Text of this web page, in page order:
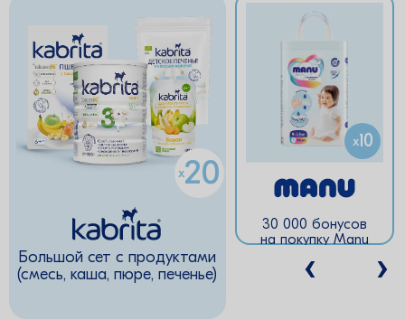
x20
Большой сет с продуктами
(смесь, каша, пюре, печенье)
x
Подарочный
сет
x10
30 000 бонусов
на покупку Manu